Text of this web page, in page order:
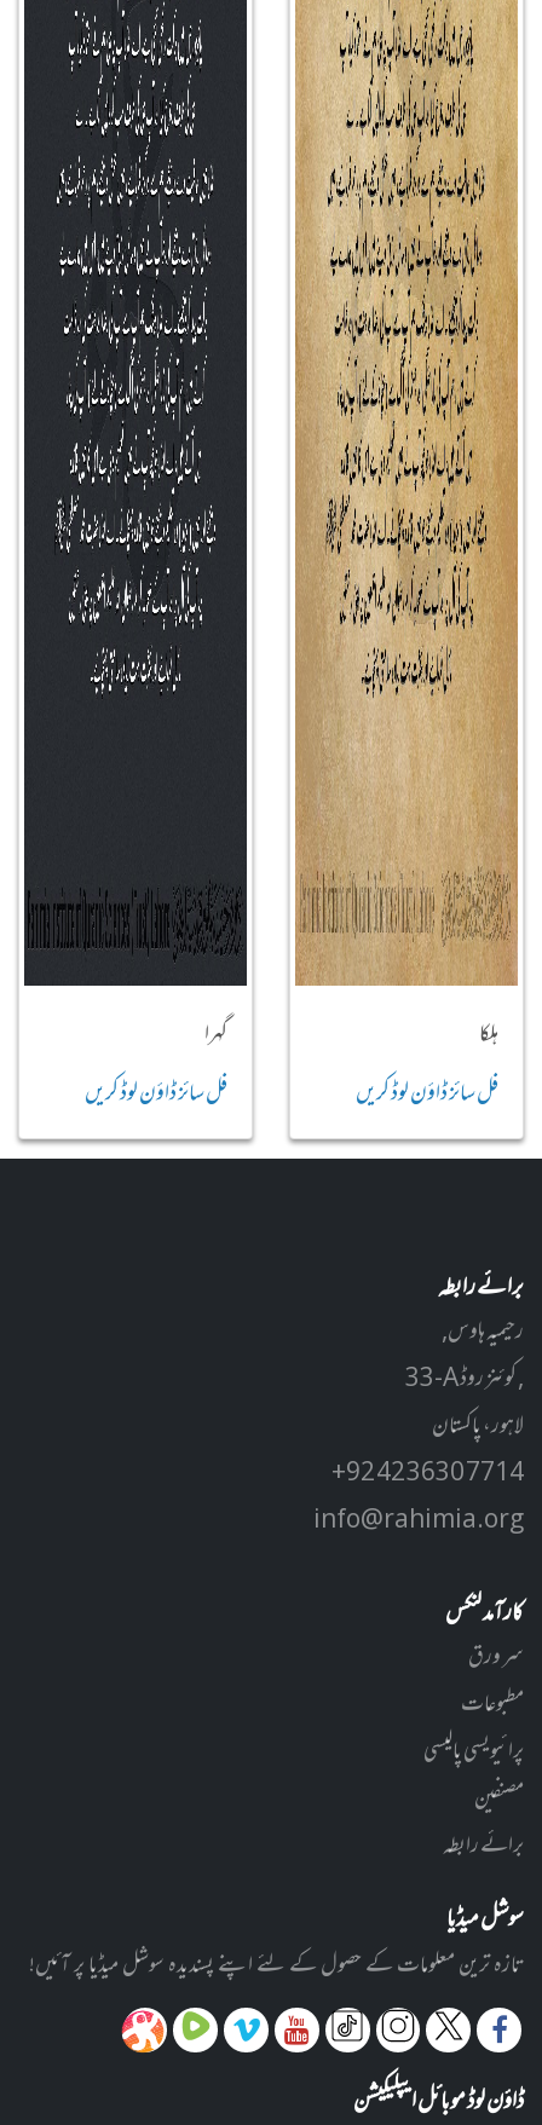
ہلکا
فل سائز ڈاؤن لوڈ کریں
گہرا
فل سائز ڈاؤن لوڈ کریں
برائے رابطہ
رحیمیہ ہاوس,
33-A کوئنز روڈ ,
لاہور، پاکستان
+92 42 3630 7714
info@rahimia.org
کارآمد لنکس
سر ورق
مطبوعات
پرائیویسی پالیسی
مصنفین
برائے رابطہ
سوشل میڈیا
تازہ ترین معلومات کے حصول کے لئے اپنے پسندیدہ سوشل میڈیا پر آئیں!
ڈاؤن لوڈ موبائل ایپلیکیشن